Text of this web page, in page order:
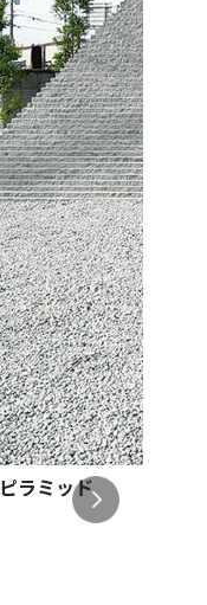
ラミッド